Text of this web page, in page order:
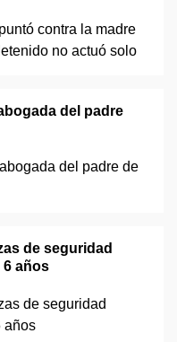
del padre
de seguridad
6 años